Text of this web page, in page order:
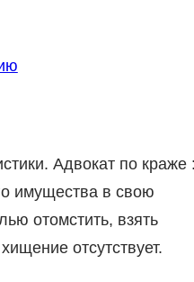
Адвокат по краже
имущества в свою
отомстить, взять
отсутствует.